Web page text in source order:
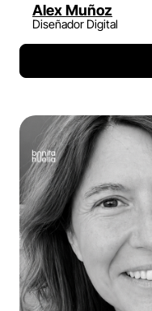
Alex Muñoz
Diseñador Digital